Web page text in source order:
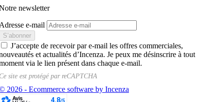
newsletter
e-mail
J’accepte de recevoir par e-mail les offres commerciales,
et actualités d’Incenza. Je peux me désinscrire à tout
via le lien présent dans chaque e-mail.
site est protégé parreCAPTCHA
2026 - Ecommerce software by Incenza